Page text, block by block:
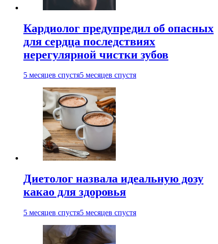
Кардиолог предупредил об опасных
для сердца последствиях
нерегулярной чистки зубов
5 месяцев спустя5 месяцев спустя
Диетолог назвала идеальную дозу
какао для здоровья
5 месяцев спустя5 месяцев спустя